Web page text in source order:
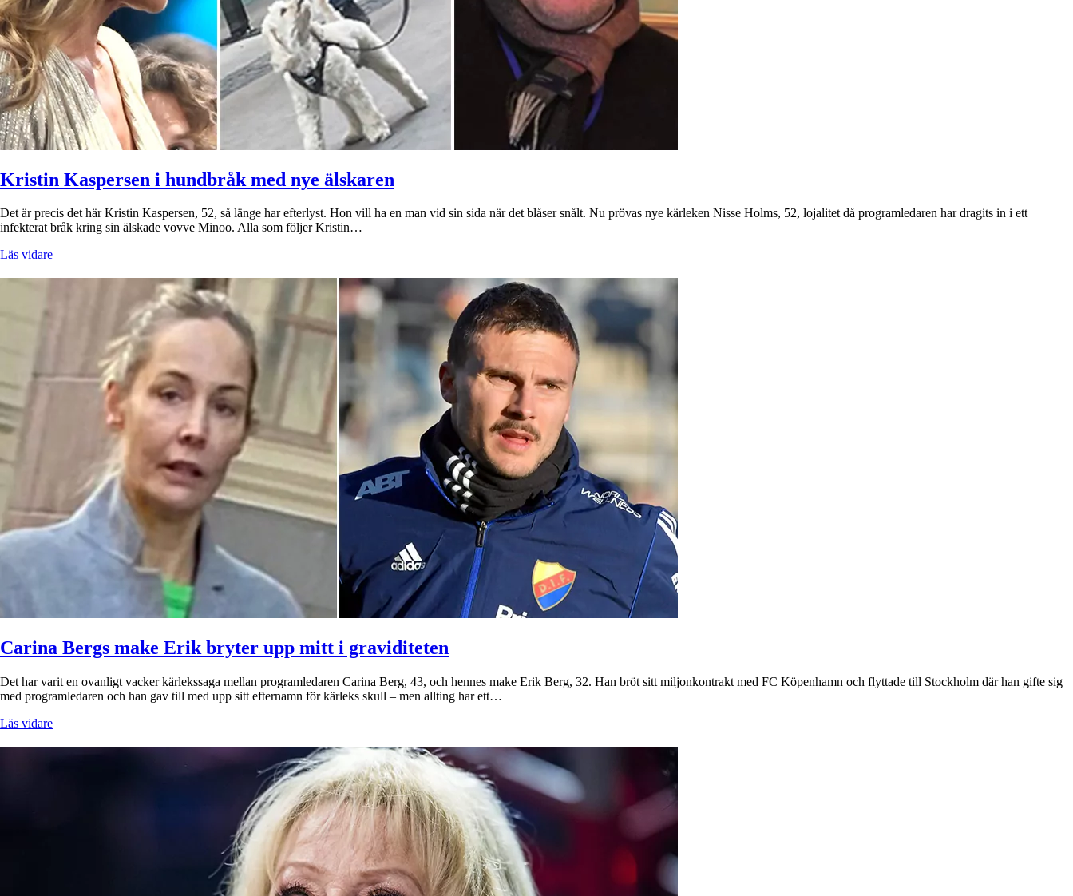
Kristin Kaspersen i hundbråk med nye älskaren
Det är precis det här Kristin Kaspersen, 52, så länge har efterlyst. Hon vill ha en man vid sin sida när det blåser snålt. Nu prövas nye kärleken Nisse Holms, 52, lojalitet då programledaren har dragits in i ett
infekterat bråk kring sin älskade vovve Minoo. Alla som följer Kristin…
Läs vidare
Carina Bergs make Erik bryter upp mitt i graviditeten
Det har varit en ovanligt vacker kärlekssaga mellan programledaren Carina Berg, 43, och hennes make Erik Berg, 32. Han bröt sitt miljonkontrakt med FC Köpenhamn och flyttade till Stockholm där han gifte sig
med programledaren och han gav till med upp sitt efternamn för kärleks skull – men allting har ett…
Läs vidare